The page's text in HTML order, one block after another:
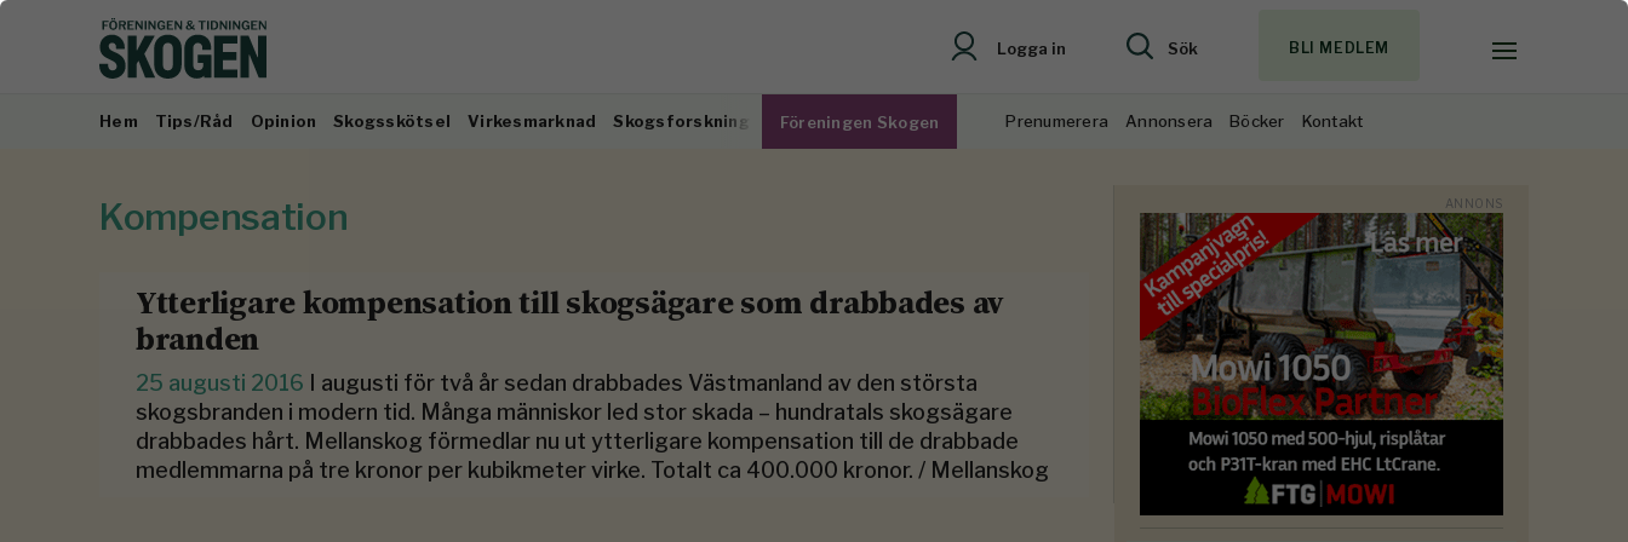
Logga in Sök BLI MEDLEM
Hem Tips/Råd Opinion Skogsskötsel Virkesmarknad Skogsforskning Föreningen Skogen Prenumerera Annonsera Böcker Kontakt
Kompensation
Ytterligare kompensation till skogsägare som drabbades av
branden
25 augusti 2016
I augusti för två år sedan drabbades Västmanland av den största
skogsbranden i modern tid. Många människor led stor skada – hundratals skogsägare
drabbades hårt. Mellanskog förmedlar nu ut ytterligare kompensation till de drabbade
medlemmarna på tre kronor per kubikmeter virke. Totalt ca 400.000 kronor. / Mellanskog